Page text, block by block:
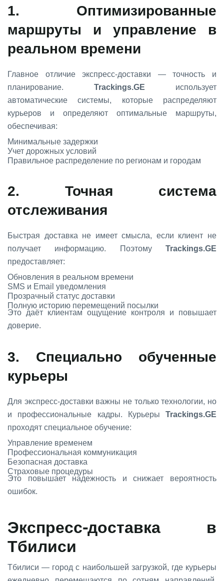
1. Оптимизированные
маршруты и управление в
реальном времени
Главное отличие экспресс-доставки — точность и
планирование. Trackings.GE использует
автоматические системы, которые распределяют
курьеров и определяют оптимальные маршруты,
обеспечивая:
Минимальные задержки
Учет дорожных условий
Правильное распределение по регионам и городам
2. Точная система
отслеживания
Быстрая доставка не имеет смысла, если клиент не
получает информацию. Поэтому Trackings.GE
предоставляет:
Обновления в реальном времени
SMS и Email уведомления
Прозрачный статус доставки
Полную историю перемещений посылки
Это даёт клиентам ощущение контроля и повышает
доверие.
3. Специально обученные
курьеры
Для экспресс-доставки важны не только технологии, но
и профессиональные кадры. Курьеры Trackings.GE
проходят специальное обучение:
Управление временем
Профессиональная коммуникация
Безопасная доставка
Страховые процедуры
Это повышает надежность и снижает вероятность
ошибок.
Экспресс-доставка в
Тбилиси
Тбилиси — город с наибольшей загрузкой, где курьеры